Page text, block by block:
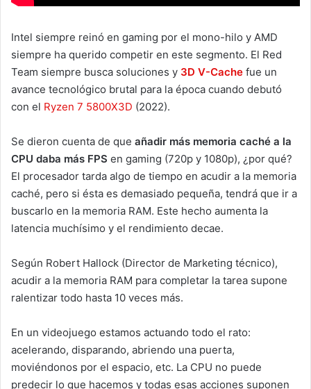
Intel siempre reinó en gaming por el mono-hilo y AMD
siempre ha querido competir en este segmento. El Red
Team siempre busca soluciones y 3D V-Cache fue un
avance tecnológico brutal para la época cuando debutó
con el Ryzen 7 5800X3D (2022).
Se dieron cuenta de que añadir más memoria caché a la
CPU daba más FPS en gaming (720p y 1080p), ¿por qué?
El procesador tarda algo de tiempo en acudir a la memoria
caché, pero si ésta es demasiado pequeña, tendrá que ir a
buscarlo en la memoria RAM. Este hecho aumenta la
latencia muchísimo y el rendimiento decae.
Según Robert Hallock (Director de Marketing técnico),
acudir a la memoria RAM para completar la tarea supone
ralentizar todo hasta 10 veces más.
En un videojuego estamos actuando todo el rato:
acelerando, disparando, abriendo una puerta,
moviéndonos por el espacio, etc. La CPU no puede
predecir lo que hacemos y todas esas acciones suponen